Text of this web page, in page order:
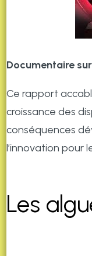
Documentaire
Ce rapport
croissance des
conséquences
l’innovation pour
Les